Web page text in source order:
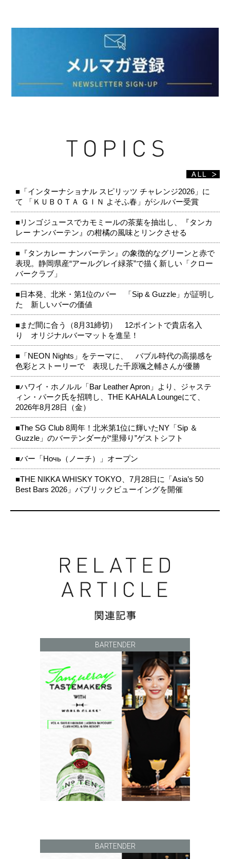
■「インターナショナル スピリッツ チャレンジ2026」に
て 「ＫＵＢＯＴＡ ＧＩＮ よそふ春」がシルバー受賞
■リンゴジュースでカモミールの茶葉を抽出し、『タンカ
レー ナンバーテン』の柑橘の風味とリンクさせる
■『タンカレー ナンバーテン』の象徴的なグリーンと赤で
表現。静岡県産“アールグレイ緑茶”で描く新しい「クロー
バークラブ」
■日本発、北米・第1位のバー 「Sip & Guzzle」が証明し
た 新しいバーの価値
■まだ間に合う（8月31締切） 12ポイントで貴店名入
り オリジナルバーマットを進呈！
■「NEON Nights」をテーマに、 バブル時代の高揚感を
色彩とストーリーで 表現した千原颯之輔さんが優勝
■ハワイ・ホノルル「Bar Leather Apron」より、ジャステ
ィン・パーク氏を招聘し、THE KAHALA Loungeにて、
2026年8月28日（金）
■The SG Club 8周年！北米第1位に輝いたNY「Sip ＆
Guzzle」のバーテンダーが“里帰り”ゲストシフト
■バー「Ночь（ノーチ）」オープン
■THE NIKKA WHISKY TOKYO、7月28日に「Asia’s 50
Best Bars 2026」パブリックビューイングを開催
BARTENDER
BARTENDER